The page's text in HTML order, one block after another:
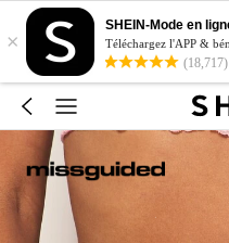
×
SHEIN-Mode en
Téléchargez l'APP &
(18,717)